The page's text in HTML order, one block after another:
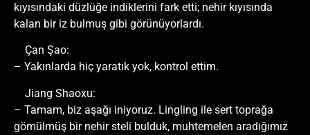
kıyısındaki düzlüğe indiklerini fark etti; nehir kıyısında
kalan bir iz bulmuş gibi görünüyorlardı.
Çan Şao:
– Yakınlarda hiç yaratık yok, kontrol ettim.
Jiang Shaoxu:
– Tamam, biz aşağı iniyoruz. Lingling ile sert toprağa
gömülmüş bir nehir steli bulduk, muhtemelen aradığımız